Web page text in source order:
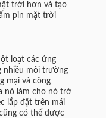
trời hơn và tạo
pin mặt trời
loạt các ứng
nhiều môi trường
mại và công
nó làm cho nó trở
lắp đặt trên mái
có thể được